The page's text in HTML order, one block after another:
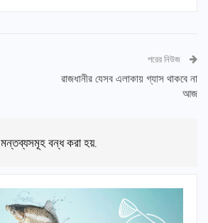
পরের নিউজ
রাজধানীর যেসব এলাকায় গ্যাস থাকবে না
আজ
মন্তব্যসমূহ বন্ধ করা হয়.